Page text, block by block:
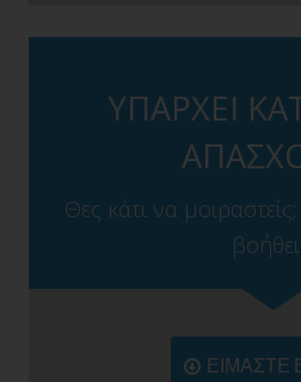
ΥΠΑΡΧΕΙ
Θες κάτι να
ΕΙΜΑΣΤΕ